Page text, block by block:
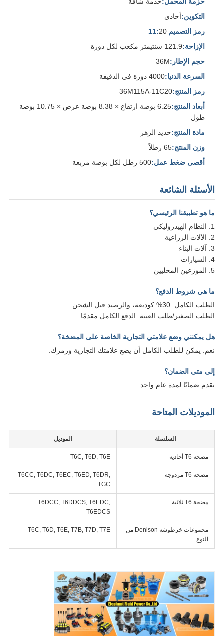
حزمة المحمل:خدمة شاقة
التكوين:أحادي
رمز التصميم 11: 20
الإزاحة:121.9 سنتيمتر مكعب لكل دورة
حجم الإطار:36M
السرعة الدنيا:4000 دورة في الدقيقة
رمز المنتج:36M115A-11C20
أبعاد المنتج:
6.25 بوصة ارتفاع × 8.38 بوصة عرض × 10.75 بوصة
طول
مادة المنتج:حديد الزهر
وزن المنتج:65 رطلاً
أقصى ضغط عمل:500 رطل لكل بوصة مربعة
الأسئلة الشائعة
ما هو تطبيقنا الرئيسي؟
1. النظام الهيدروليكي
2. الآلات الزراعية
3. آلات البناء
4. السيارات
5. الموزعين المحليين
ما هي شروط الدفع؟
الطلب الكامل: 30% كوديعة، والرصيد قبل الشحن
الطلب الصغير/طلب العينة: الدفع الكامل مقدمًا
هل يمكنني وضع علامتي التجارية الخاصة على المضخة؟
نعم. يمكن للطلب الكامل أن يضع علامتك التجارية ورمزك.
إلى متى الضمان؟
نقدم ضمانًا لمدة عام واحد.
الموديلات المتاحة
السلسلة الموديل
مضخة T6 أحادية T6C, T6D, T6E
مضخة T6 مزدوجة
T6CC, T6DC, T6EC, T6ED, T6DR,
TGC
مضخة T6 ثلاثية
T6DCC, T6DDCS, T6EDC,
T6EDCS
مجموعات خرطوشة Denison من
النوع
T6C, T6D, T6E, T7B, T7D, T7E